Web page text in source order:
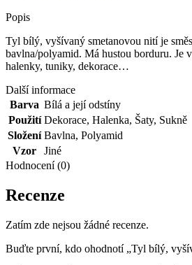
Popis
Tyl bílý, vyšívaný smetanovou nití je
bavlna/polyamid. Má hustou borduru. Je
halenky, tuniky, dekorace…
Další informace
Barva Bílá a její odstíny
Použití Dekorace, Halenka, Šaty, Sukně
Složení Bavlna, Polyamid
Vzor
Jiné
Hodnocení (0)
Recenze
Zatím zde nejsou žádné recenze.
Buďte první, kdo ohodnotí „Tyl bílý,